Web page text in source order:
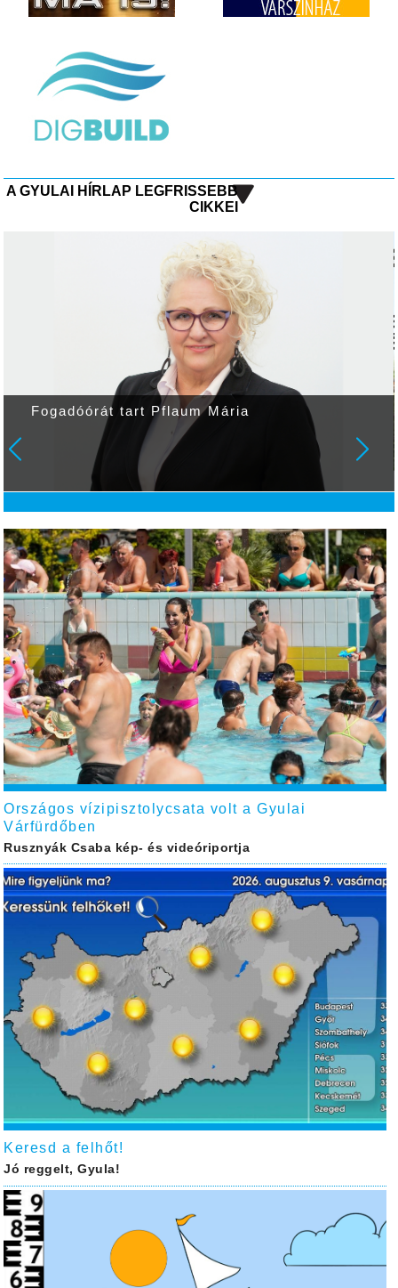
A GYULAI HÍRLAP LEGFRISSEBB
CIKKEI
Fogadóórát tart Pflaum Mária
Országos vízipisztolycsata volt a Gyulai
Várfürdőben
Rusznyák Csaba kép- és videóriportja
Keresd a felhőt!
Jó reggelt, Gyula!